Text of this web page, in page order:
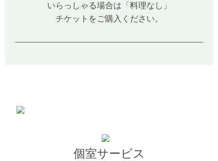
いらっしゃる場合は「料理なし」
チケットをご購入ください。
個室サービス